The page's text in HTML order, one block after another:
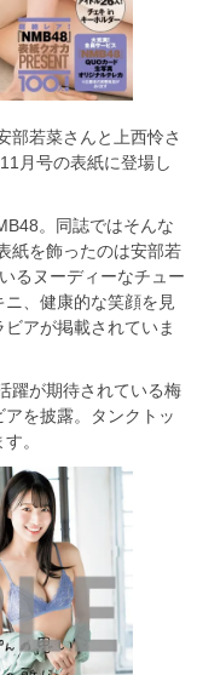
部若菜さんと上西怜さ
月号の表紙に登場し
。同誌ではそんな
紙を飾ったのは安部若
るヌーディーなチュー
、健康的な笑顔を見
アが掲載されていま
躍が期待されている梅
を披露。タンクトッ
。